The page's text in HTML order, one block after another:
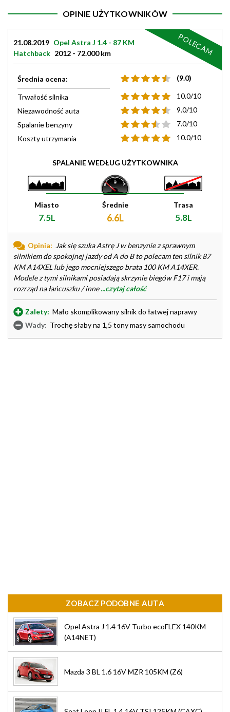
OPINIE UŻYTKOWNIKÓW
21.08.2019 Opel Astra J 1.4 - 87 KM
Hatchback 2012 - 72.000 km
Średnia ocena: (9.0)
Trwałość silnika
10.0/10
Niezawodność auta
9.0/10
Spalanie benzyny
7.0/10
Koszty utrzymania
10.0/10
SPALANIE WEDŁUG UŻYTKOWNIKA
Miasto
7.5L
Średnie
6.6L
Trasa
5.8L
Opinia: Jak się szuka Astrę J w benzynie z sprawnym
silnikiem do spokojnej jazdy od A do B to polecam ten silnik 87
KM A14XEL lub jego mocniejszego brata 100 KM A14XER.
Modele z tymi silnikami posiadają skrzynie biegów F17 i mają
rozrząd na łańcuszku / inne...czytaj całość
Zalety: Mało skomplikowany silnik do łatwej naprawy
Wady: Trochę słaby na 1,5 tony masy samochodu
POLECAM
ZOBACZ PODOBNE AUTA
Opel Astra J 1.4 16V Turbo ecoFLEX 140KM
(A14NET)
Mazda 3 BL 1.6 16V MZR 105KM (Z6)